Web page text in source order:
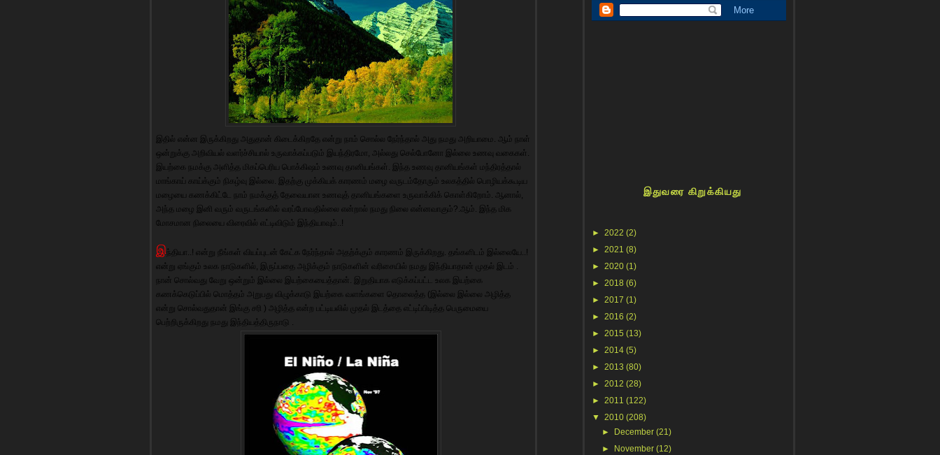
இதில் என்ன இருக்கிறது அதுதான் கிடைக்கிறதே என்று நாம் சொல்ல நேர்ந்தால் அது நமது அறியாமை. ஆம் நாள்
ஒன்றுக்கு அறிவியல் வளர்ச்சியால் உருவாக்கப்படும் இயந்திரமோ, அல்லது செல்போனோ இல்லை உணவு வகைகள்.
இயற்கை நமக்கு அளித்த மிகப்பெரிய பொக்கிஷம் உணவு தானியங்கள். இந்த உணவு தானியங்கள் மந்திரத்தால்
மாங்காய் காய்க்கும் நிகழ்வு இல்லை. இதற்கு முக்கியக் காரணம் மழை வருடம்தோரும் உலகத்தில் பொழியக்கூடிய
மழையை கணக்கிட்டே நாம் நமக்குத் தேவையான உணவுத் தானியங்களை உருவாக்கிக் கொள்கிறோம். ஆனால்,
அந்த மழை இனி வரும் வருடங்களில் வரப்போவதில்லை என்றால் நமது நிலை என்னவாகும்?.ஆம். இந்த மிக
மோசமான நிலையை விரைவில் எட்டிவிடும் இந்தியாவும்..!
இந்தியா..! என்று நீங்கள் வியப்புடன் கேட்க நேர்ந்தால் அதற்க்கும் காரணம் இருக்கிறது. தங்களிடம் இல்லையே..!
என்று ஏங்கும் உலக நாடுகளில், இருப்பதை அழிக்கும் நாடுகளின் வரிசையில் நமது இந்தியாதான் முதல் இடம் .
நான் சொல்வது வேறு ஒன்றும் இல்லை இயற்கையைத்தான். இறுதியாக எடுக்கப்பட்ட உலக இயற்கை
கணக்கெடுப்பில் மொத்தம் அறுபது விழுக்காடு இயற்கை வளங்களை தொலைத்த (இல்லை இல்லை அழித்த
என்று சொல்வதுதான் இங்கு சரி ) அழித்த என்ற பட்டியலில் முதல் இடத்தை எட்டிப்பிடித்த பெருமையை
பெற்றிருக்கிறது நமது இந்தியத்திருநாடு .
இதுவரை கிறுக்கியது
► 2022 (2)
► 2021 (8)
► 2020 (1)
► 2018 (6)
► 2017 (1)
► 2016 (2)
► 2015 (13)
► 2014 (5)
► 2013 (80)
► 2012 (28)
► 2011 (122)
▼ 2010 (208)
►
December (21)
►
November (12)